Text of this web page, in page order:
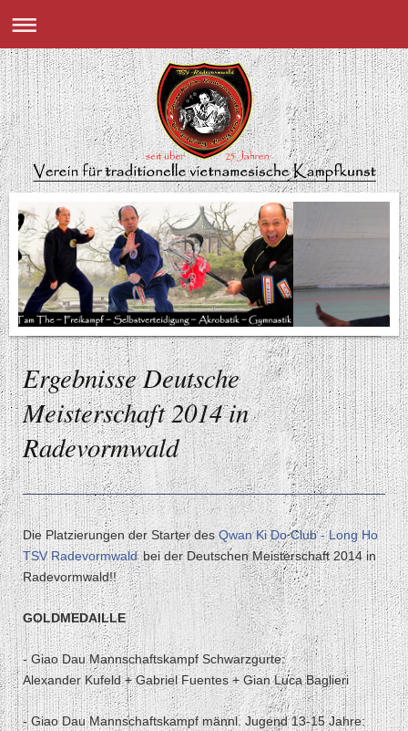
Ergebnisse Deutsche
Meisterschaft 2014 in
Radevormwald
Die Platzierungen der Starter desQwan Ki Do Club - Long Ho
TSV Radevormwald bei der Deutschen Meisterschaft 2014 in
Radevormwald!!
GOLDMEDAILLE
- Giao Dau Mannschaftskampf Schwarzgurte:
Alexander Kufeld + Gabriel Fuentes + Gian Luca Baglieri
- Giao Dau Mannschaftskampf männl. Jugend 13-15 Jahre: